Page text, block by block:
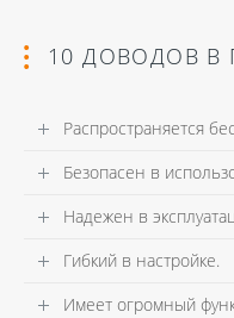
10 ДОВОДОВ В
Распространяется
Безопасен в
Надежен в
Гибкий в настройке.
Имеет огромный